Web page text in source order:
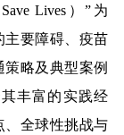
Save Lives）”为
主要障碍、疫苗
略及典型案例
丰富的实践经
、全球性挑战与